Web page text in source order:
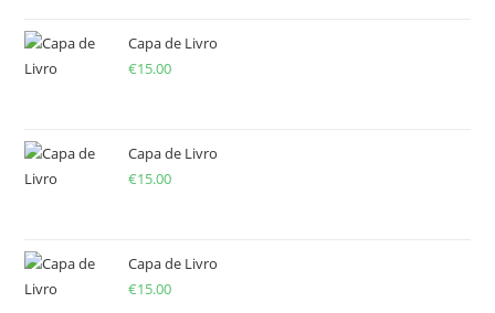
Capa de Livro
€15.00
Capa de Livro
€15.00
Capa de Livro
€15.00